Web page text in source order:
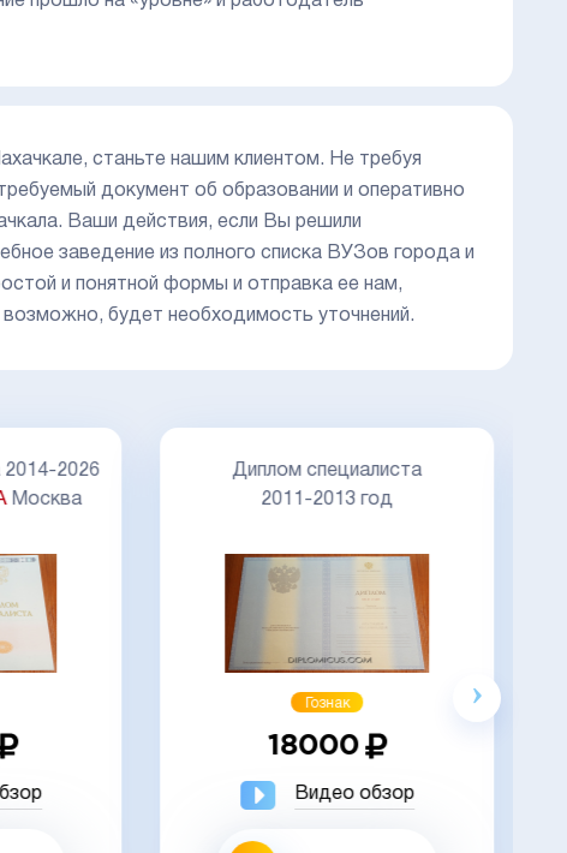
станьте нашим клиентом. Не требуя
документ об образовании и оперативно
Ваши действия, если Вы решили
заведение из полного списка ВУЗов города и
и понятной формы и отправка ее нам,
будет необходимость уточнений.
2014-2026
Москва
Диплом специалиста
2011-2013 год
Гознак
18000
Видео обзор